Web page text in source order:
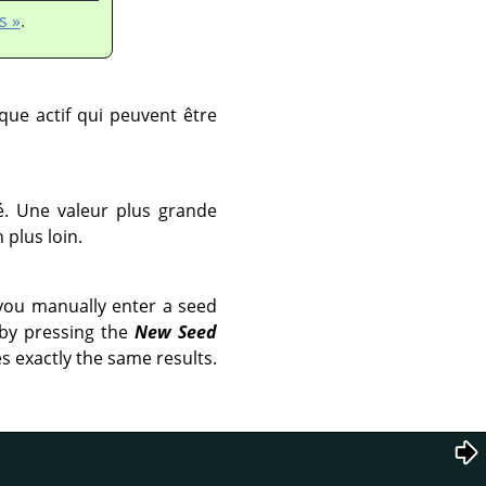
».
actif qui peuvent être
Une valeur plus grande
plus loin.
manually enter a seed
pressing theNew Seed
exactly the same results.